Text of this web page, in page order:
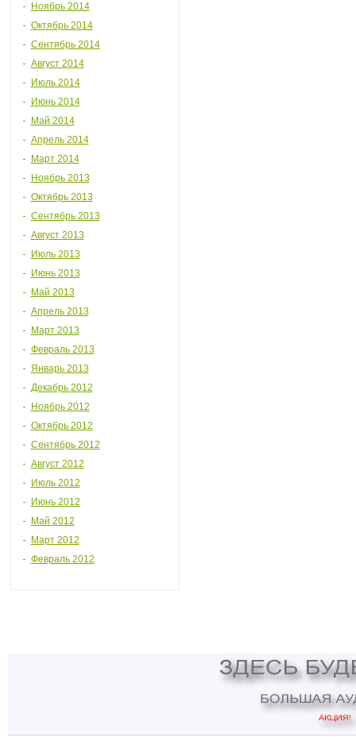
Ноябрь 2014
Октябрь 2014
Сентябрь 2014
Август 2014
Июль 2014
Июнь 2014
Май 2014
Апрель 2014
Март 2014
Ноябрь 2013
Октябрь 2013
Сентябрь 2013
Август 2013
Июль 2013
Июнь 2013
Май 2013
Апрель 2013
Март 2013
Февраль 2013
Январь 2013
Декабрь 2012
Ноябрь 2012
Октябрь 2012
Сентябрь 2012
Август 2012
Июль 2012
Июнь 2012
Май 2012
Март 2012
Февраль 2012